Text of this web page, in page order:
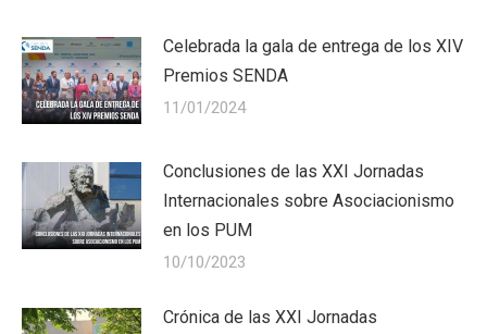
Celebrada la gala de entrega de los XIV
Premios SENDA
11/01/2024
Conclusiones de las XXI Jornadas
Internacionales sobre Asociacionismo
en los PUM
10/10/2023
Crónica de las XXI Jornadas